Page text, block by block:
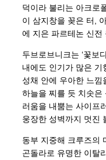
덕이라 불리는 아크로
이 삼지창을 꽂은 터,
에 지은 파르테논 신전
두브로브니크는 ‘꽃보
내에도 인기가 많은
성채 안에 우아한 느낌
하늘을 찌를 듯 치솟은
러움을 내뿜는 사이프
웅장한 성벽까지 멋진
동부 지중해 크루즈의
곤돌라로 유명한 이탈